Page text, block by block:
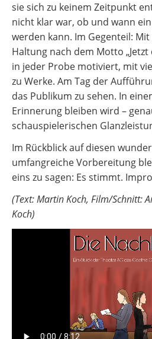
sie sich zu keinem Zeitpunkt
nicht klar war, ob und wann
werden kann. Im Gegenteil:
Haltung nach dem Motto
in jeder Probe motiviert, mit
zu Werke. Am Tag der
das Publikum zu sehen. In
Erinnerung bleiben wird –
schauspielerischen
Im Rückblick auf diesen
umfangreiche Vorbereitung
eins zu sagen: Es stimmt.
(Text: Martin Koch, Film/Schnitt:
Koch)